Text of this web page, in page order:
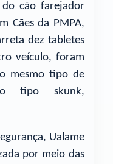
do cão farejador
Cães da PMPA,
dez tabletes
veículo, foram
mesmo tipo de
tipo skunk,
Ualame
por meio das